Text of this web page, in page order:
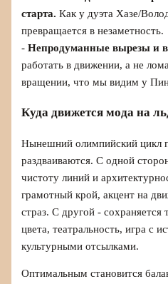
старта. Как у дуэта Хазе/
превращается в незаметность.
-Непродуманные вырезы и
работать в движении, а не
вращении, что мы видим у
Куда движется мода на
Нынешний олимпийский цикл
раздваиваются. С одной
чистоту линий и
грамотный крой, акцент на
страз. С другой - сохраняется
цвета, театральность, игра с
культурными отсылками.
Оптимальным становится